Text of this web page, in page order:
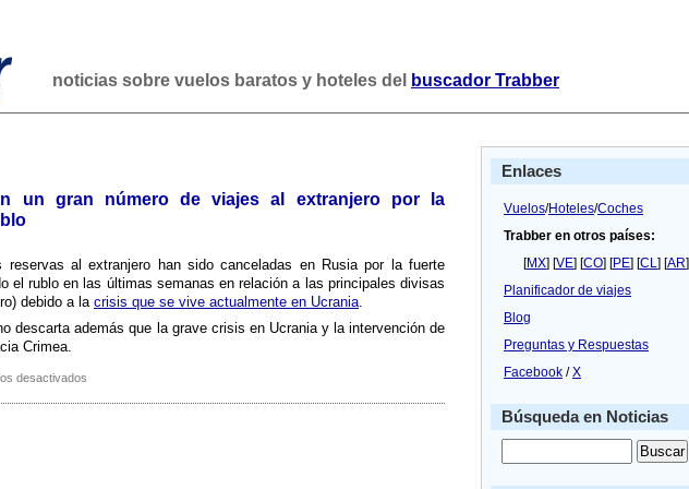
noticias sobre vuelos baratos y hoteles del buscador Trabber
un gran número de viajes al extranjero por la
reservas al extranjero han sido canceladas en Rusia por la fuerte
el rublo en las últimas semanas en relación a las principales divisas
debido a la crisis que se vive actualmente en Ucrania.
descarta además que la grave crisis en Ucrania y la intervención de
Crimea.
desactivados
Enlaces
Vuelos/Hoteles/Coches
Trabber en otros países:
[MX] [VE] [CO] [PE] [CL] [AR]
Planificador de viajes
Blog
Preguntas y Respuestas
Facebook /X
Búsqueda en Noticias